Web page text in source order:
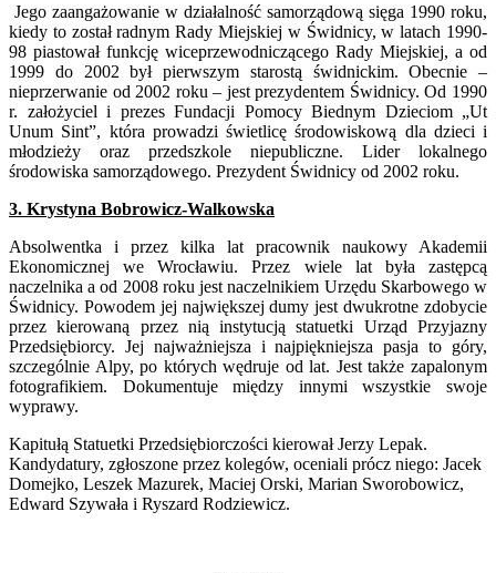
Jego zaangażowanie w działalność samorządową sięga 1990 roku,
kiedy to został radnym Rady Miejskiej w Świdnicy, w latach 1990-
98 piastował funkcję wiceprzewodniczącego Rady Miejskiej, a od
1999 do 2002 był pierwszym starostą świdnickim. Obecnie –
nieprzerwanie od 2002 roku – jest prezydentem Świdnicy. Od 1990
r. założyciel i prezes Fundacji Pomocy Biednym Dzieciom „Ut
Unum Sint”, która prowadzi świetlicę środowiskową dla dzieci i
młodzieży oraz przedszkole niepubliczne. Lider lokalnego
środowiska samorządowego. Prezydent Świdnicy od 2002 roku.
3. Krystyna Bobrowicz-Walkowska
Absolwentka i przez kilka lat pracownik naukowy Akademii
Ekonomicznej we Wrocławiu. Przez wiele lat była zastępcą
naczelnika a od 2008 roku jest naczelnikiem Urzędu Skarbowego w
Świdnicy. Powodem jej największej dumy jest dwukrotne zdobycie
przez kierowaną przez nią instytucją statuetki Urząd Przyjazny
Przedsiębiorcy. Jej najważniejsza i najpiękniejsza pasja to góry,
szczególnie Alpy, po których wędruje od lat. Jest także zapalonym
fotografikiem. Dokumentuje między innymi wszystkie swoje
wyprawy.
Kapitułą Statuetki Przedsiębiorczości kierował Jerzy Lepak.
Kandydatury, zgłoszone przez kolegów, oceniali prócz niego: Jacek
Domejko, Leszek Mazurek, Maciej Orski, Marian Sworobowicz,
Edward Szywała i Ryszard Rodziewicz.